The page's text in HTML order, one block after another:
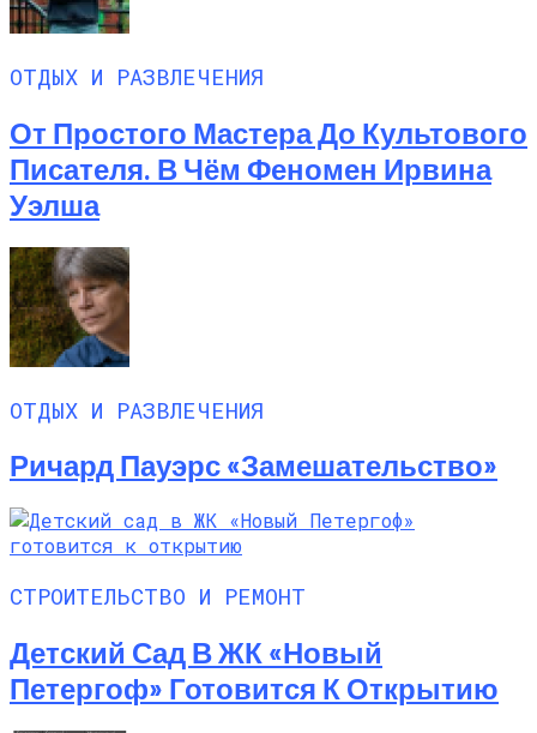
ОТДЫХ И РАЗВЛЕЧЕНИЯ
От Простого Мастера До Культового
Писателя. В Чём Феномен Ирвина
Уэлша
ОТДЫХ И РАЗВЛЕЧЕНИЯ
Ричард Пауэрс «Замешательство»
СТРОИТЕЛЬСТВО И РЕМОНТ
Детский Сад В ЖК «Новый
Петергоф» Готовится К Открытию